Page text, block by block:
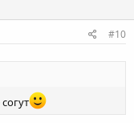
#10